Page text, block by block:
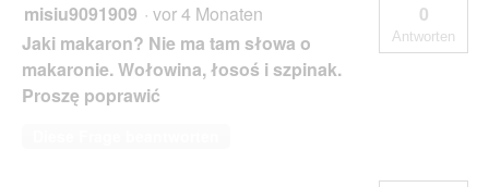
misiu9091909 · vor 4 Monaten
Jaki makaron? Nie ma tam słowa o
makaronie. Wołowina, łosoś i szpinak.
Proszę poprawić
0
Antworten